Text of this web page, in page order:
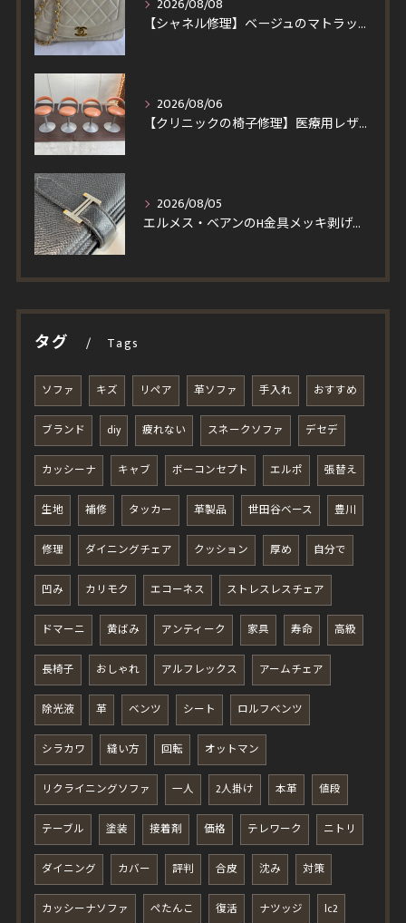
【シャネル修理】ベージュのマトラッセを黒ずみ除去＆染め直し！ラムスキンの質感を活かす修復とスピード施工事例
2026/08/06
【クリニックの椅子修理】医療用レザーへ張り替え！買い替えより安くイトーキ回転チェア4脚を即日対応
2026/08/05
エルメス・ベアンのH金具メッキ剥げを修理！一度縫製を解いて仕上げる輝く再メッキと角スレ・コバ修復事例
タグ Tags
ソファ キズ リペア 革ソファ 手入れ おすすめ
ブランド diy 疲れない スネークソファ デセデ
カッシーナ キャブ ボーコンセプト エルポ 張替え
生地 補修 タッカー 革製品 世田谷ベース 豊川
修理 ダイニングチェア クッション 厚め 自分で
凹み カリモク エコーネス ストレスレスチェア
ドマーニ 黄ばみ アンティーク 家具 寿命 高級
長椅子 おしゃれ アルフレックス アームチェア
除光液 革 ベンツ シート ロルフベンツ
シラカワ 縫い方 回転 オットマン
リクライニングソファ 一人 2人掛け 本革 値段
テーブル 塗装 接着剤 価格 テレワーク ニトリ
ダイニング カバー 評判 合皮 沈み 対策
カッシーナソファ ぺたんこ 復活 ナツッジ lc2